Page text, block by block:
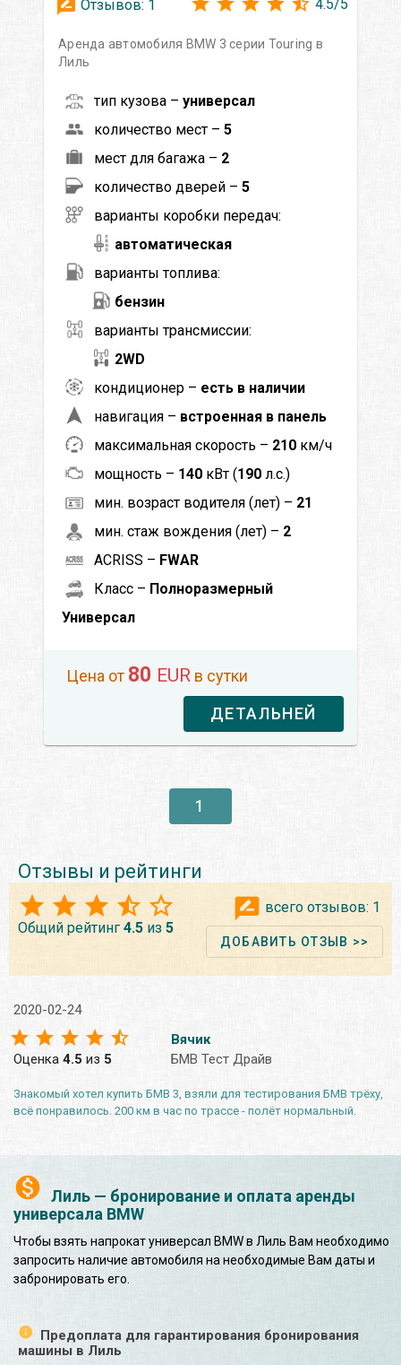
Лиль — бронирование и оплата аренды
универсала BMW
Чтобы взять напрокат универсал BMW в Лиль Вам необходимо
запросить наличие автомобиля на необходимые Вам даты и
забронировать его.
Предоплата для гарантирования бронирования
машины в Лиль
Отзывов: 1 4.5/5
Аренда автомобиля BMW 3 серии Touring в
Лиль
тип кузова – универсал
количество мест – 5
мест для багажа – 2
количество дверей – 5
варианты коробки передач:
автоматическая
варианты топлива:
бензин
варианты трансмиссии:
2WD
кондиционер – есть в наличии
навигация – встроенная в панель
максимальная скорость – 210 км/ч
мощность – 140 кВт (190 л.с.)
мин. возраст водителя (лет) – 21
мин. стаж вождения (лет) – 2
ACRISS – FWAR
Класс – Полноразмерный
Универсал
Цена от 80 EUR в сутки
ДЕТАЛЬНЕЙ
1
Отзывы и рейтинги
Общий рейтинг 4.5 из 5
всего отзывов: 1
ДОБАВИТЬ ОТЗЫВ >>
2020-02-24
Оценка 4.5 из 5
Вячик
БМВ Тест Драйв
Знакомый хотел купить БМВ 3, взяли для тестирования БМВ трёху,
всё понравилось. 200 км в час по трассе - полёт нормальный.